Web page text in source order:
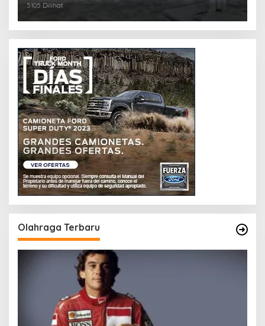
5105 Dilihat
Olahraga Terbaru